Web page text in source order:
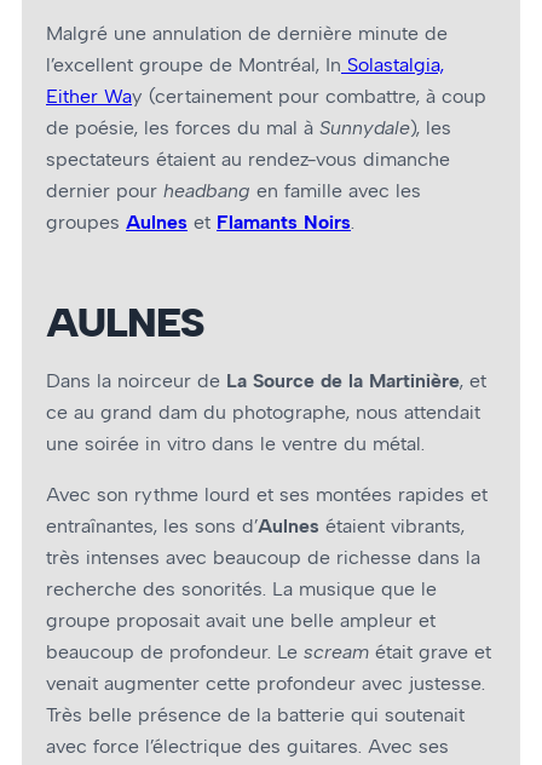
Malgré une annulation de dernière minute de
l’excellent groupe de Montréal, In Solastalgia,
Either Way (certainement pour combattre, à coup
de poésie, les forces du mal à Sunnydale), les
spectateurs étaient au rendez-vous dimanche
dernier pour headbang en famille avec les
groupes Aulnes et Flamants Noirs.
AULNES
Dans la noirceur de La Source de la Martinière, et
ce au grand dam du photographe, nous attendait
une soirée in vitro dans le ventre du métal.
Avec son rythme lourd et ses montées rapides et
entraînantes, les sons d’Aulnes étaient vibrants,
très intenses avec beaucoup de richesse dans la
recherche des sonorités. La musique que le
groupe proposait avait une belle ampleur et
beaucoup de profondeur. Le scream était grave et
venait augmenter cette profondeur avec justesse.
Très belle présence de la batterie qui soutenait
avec force l’électrique des guitares. Avec ses